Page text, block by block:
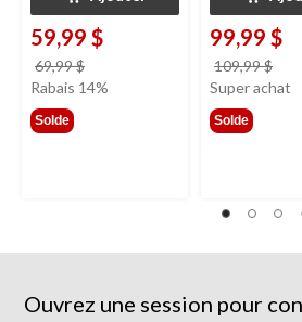
59,99 $
69,99 $
était
Rabais 14%
Solde
99,99 $
109,99 $
était
Super achat
Solde
Ouvrez une session pour